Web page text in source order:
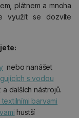
plátnem a mnoha
využít se dozvíte
nebo nanášet
s vodou
dalších nástrojů.
barvami
hustší